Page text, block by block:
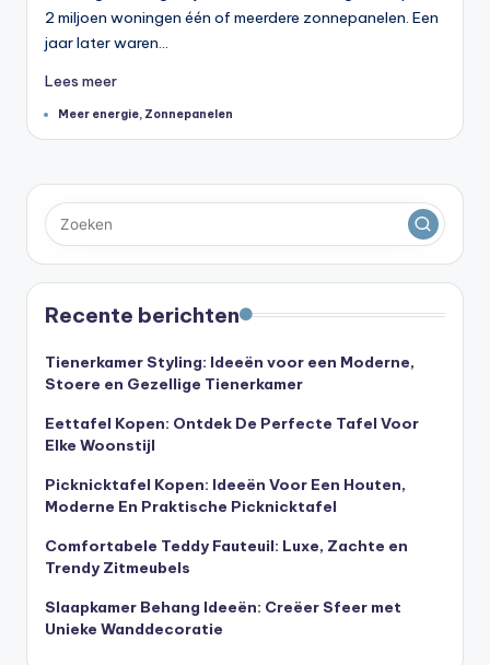
2 miljoen woningen één of meerdere zonnepanelen. Een
jaar later waren…
Lees meer
Tags:Meer energie, Zonnepanelen
Recente berichten
Tienerkamer Styling: Ideeën voor een Moderne,
Stoere en Gezellige Tienerkamer
Eettafel Kopen: Ontdek De Perfecte Tafel Voor
Elke Woonstijl
Picknicktafel Kopen: Ideeën Voor Een Houten,
Moderne En Praktische Picknicktafel
Comfortabele Teddy Fauteuil: Luxe, Zachte en
Trendy Zitmeubels
Slaapkamer Behang Ideeën: Creëer Sfeer met
Unieke Wanddecoratie